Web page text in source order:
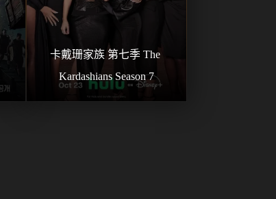
卡戴珊家族 第七季 The
Kardashians Season 7